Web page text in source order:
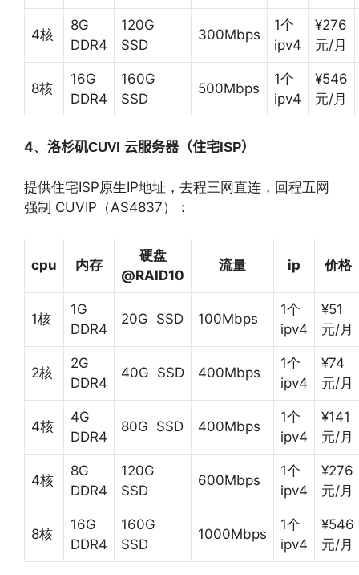
4核
8G
DDR4
120G
SSD
300Mbps
1个
ipv4
¥276
元/月
8核
16G
DDR4
160G
SSD
500Mbps
1个
ipv4
¥546
元/月
4、 洛杉矶CUVI 云服务器（住宅ISP）
提供住宅ISP原生IP地址，去程三网直连，回程五网
强制 CUVIP（AS4837）：
cpu 内存
硬盘
@RAID10
流量 ip 价格
1核
1G
DDR4
20G SSD 100Mbps
1个
ipv4
¥51
元/月
2核
2G
DDR4
40G SSD 400Mbps
1个
ipv4
¥74
元/月
4核
4G
DDR4
80G SSD 400Mbps
1个
ipv4
¥141
元/月
4核
8G
DDR4
120G
SSD
600Mbps
1个
ipv4
¥276
元/月
8核
16G
DDR4
160G
SSD
1000Mbps
1个
ipv4
¥546
元/月